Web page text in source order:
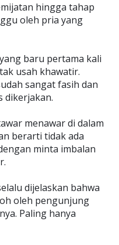
hingga tahap
oleh pria yang
baru pertama kali
usah khawatir.
sangat fasih dan
dikerjakan.
menawar di dalam
berarti tidak ada
minta imbalan
dijelaskan bahwa
oleh pengunjung
Paling hanya